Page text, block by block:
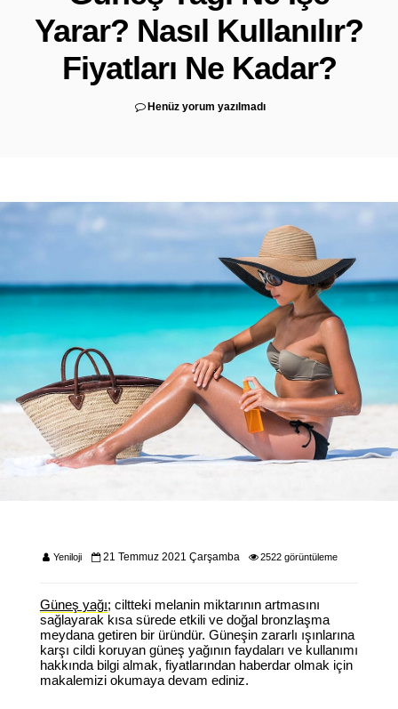
Yarar? Nasıl Kullanılır?
Fiyatları Ne Kadar?
Henüz yorum yazılmadı
Yeniloji 21 Temmuz 2021 Çarşamba 2522 görüntüleme
Güneş yağı; ciltteki melanin miktarının artmasını
sağlayarak kısa sürede etkili ve doğal bronzlaşma
meydana getiren bir üründür. Güneşin zararlı ışınlarına
karşı cildi koruyan güneş yağının faydaları ve kullanımı
hakkında bilgi almak, fiyatlarından haberdar olmak için
makalemizi okumaya devam ediniz.